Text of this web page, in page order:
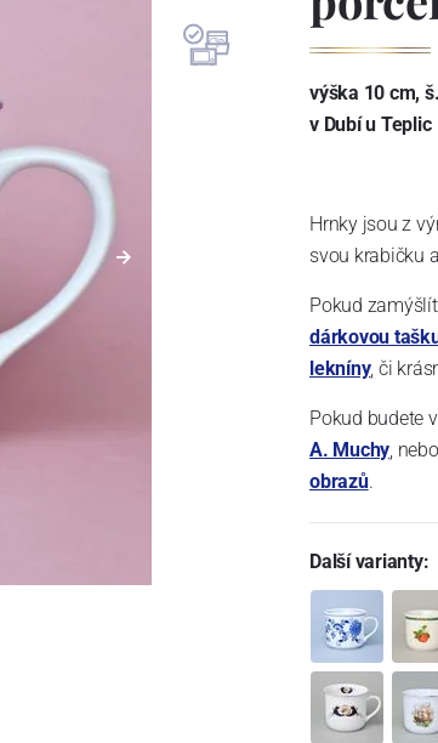
výška 10 cm,
v Dubí u Teplic
Hrnky jsou z
svou krabičku
Pokud
dárkovou
lekníny, či
Pokud budete
A. Muchy, nebo
obrazů.
Další varianty: